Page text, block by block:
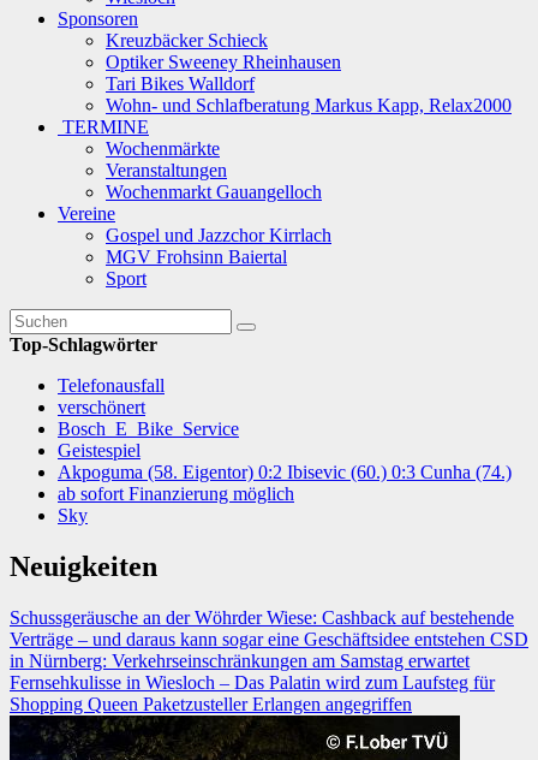
Sponsoren
Kreuzbäcker Schieck
Optiker Sweeney Rheinhausen
Tari Bikes Walldorf
Wohn- und Schlafberatung Markus Kapp, Relax2000
TERMINE
Wochenmärkte
Veranstaltungen
Wochenmarkt Gauangelloch
Vereine
Gospel und Jazzchor Kirrlach
MGV Frohsinn Baiertal
Sport
Top-Schlagwörter
Telefonausfall
verschönert
Bosch_E_Bike_Service
Geistespiel
Akpoguma (58. Eigentor) 0:2 Ibisevic (60.) 0:3 Cunha (74.)
ab sofort Finanzierung möglich
Sky
Neuigkeiten
Schussgeräusche an der Wöhrder Wiese: Cashback auf bestehende
Verträge – und daraus kann sogar eine Geschäftsidee entstehen CSD
in Nürnberg: Verkehrseinschränkungen am Samstag erwartet
Fernsehkulisse in Wiesloch – Das Palatin wird zum Laufsteg für
Shopping Queen Paketzusteller Erlangen angegriffen